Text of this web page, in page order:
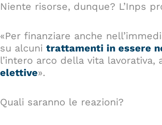
Niente risorse, dunque? L’Inps
«Per finanziare anche
su alcuni trattamenti in essere
l’intero arco della vita
elettive».
Quali saranno le reazioni?